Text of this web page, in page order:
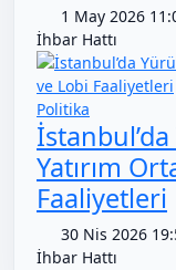
1 May 2026
İhbar Hattı
Politika
Yatırım
Faaliyetleri
30 Nis 2026
İhbar Hattı